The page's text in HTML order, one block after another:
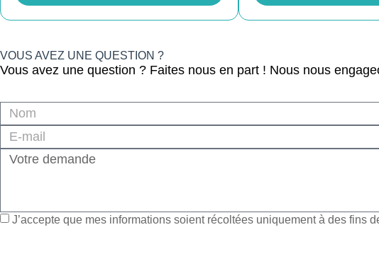
VOUS AVEZ UNE QUESTION ?
Vous avez une question ? Faites nous en part ! Nous nous
J’accepte que mes informations soient récoltées uniquement à des fins